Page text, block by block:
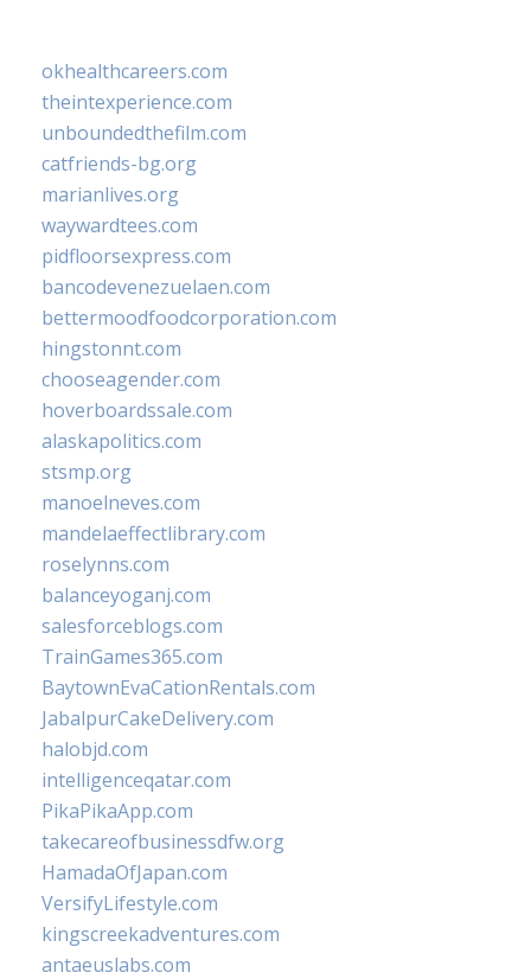
okhealthcareers.com
theintexperience.com
unboundedthefilm.com
catfriends-bg.org
marianlives.org
waywardtees.com
pidfloorsexpress.com
bancodevenezuelaen.com
bettermoodfoodcorporation.com
hingstonnt.com
chooseagender.com
hoverboardssale.com
alaskapolitics.com
stsmp.org
manoelneves.com
mandelaeffectlibrary.com
roselynns.com
balanceyoganj.com
salesforceblogs.com
TrainGames365.com
BaytownEvaCationRentals.com
JabalpurCakeDelivery.com
halobjd.com
intelligenceqatar.com
PikaPikaApp.com
takecareofbusinessdfw.org
HamadaOfJapan.com
VersifyLifestyle.com
kingscreekadventures.com
antaeuslabs.com